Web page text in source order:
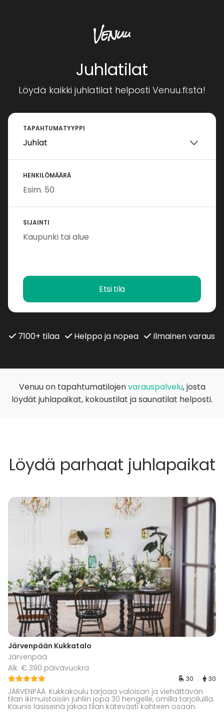
Juhlatilat
Löydä kaikki juhlatilat helposti Venuu.fi:stä!
TAPAHTUMATYYPPI
HENKILÖMÄÄRÄ
SIJAINTI
Etsi tila
7100+ tilaa Helppo ja nopea Ilmainen varaus
Venuu on tapahtumatilojenvarauspalvelu, josta
löydät juhlapaikat, kokoustilat ja saunatilat helposti.
Löydä parhaat juhlapaikat
Järvenpään Kukkatalo
Järvenpää
Alk. € 390 päivävuokra
30 30
JÄRVENPÄÄ. Kukkakoulu tarjoaa valoisan ja viehättävän
tilan ikimuistoisiin juhliin jopa 30 hengelle, omilla tarjoiluilla.
Kaunis lasiseinä jakaa tilan kätevästi kahteen osaan.